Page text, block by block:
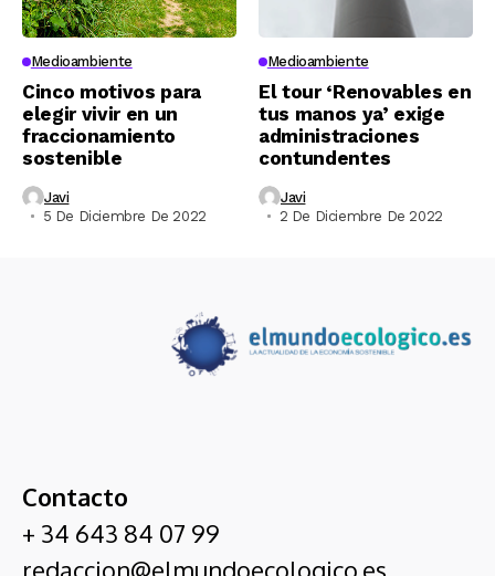
Medioambiente
Cinco motivos para
elegir vivir en un
fraccionamiento
sostenible
Javi
5 De Diciembre De 2022
Medioambiente
El tour ‘Renovables en
tus manos ya’ exige
administraciones
contundentes
Javi
2 De Diciembre De 2022
Contacto
+ 34 643 84 07 99
redaccion@elmundoecologico.es